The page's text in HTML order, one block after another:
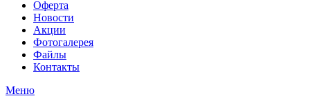
Оферта
Новости
Акции
Фотогалерея
Файлы
Контакты
Меню